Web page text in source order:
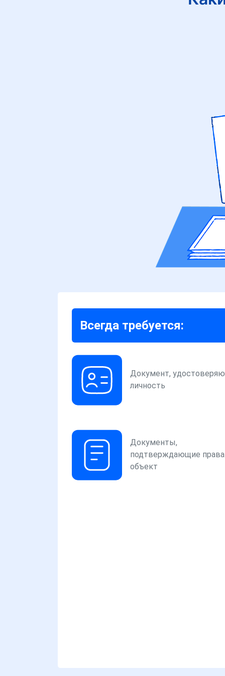
Всегда требуется:
Документ,
личность
Документы,
подтверждающие права
объект